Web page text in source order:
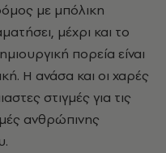
με μπόλικη
μέχρι και το
πορεία είναι
Η ανάσα και οι χαρές
στιγμές για τις
ανθρώπινης